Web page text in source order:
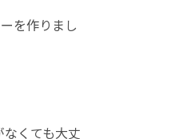
を作りまし
くても大丈